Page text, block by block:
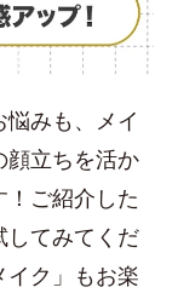
みも、メイ
顔立ちを活か
！ご紹介した
してみてくだ
イク」もお楽